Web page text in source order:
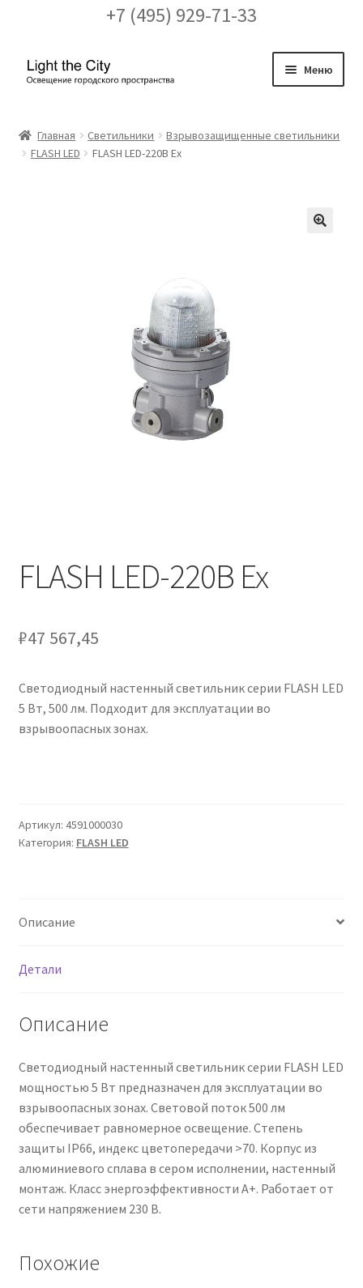
+7 (495) 929-71-33
Перейти
Перейти
Меню
FAQ про кронштейны
Заказ проекта освещения
кронштейнов «Opora Engineering»
Оформление заказа
Политика конфиденциальности
Сертификаты
Главная Светильники
Взрывозащищенные светильники
FLASH LED
FLASH LED-220B Ex
FLASH LED-220B Ex
₽47 567,45
Светодиодный настенный светильник серии FLASH LED
5 Вт, 500 лм. Подходит для эксплуатации во
взрывоопасных зонах.
Артикул: 4591000030
Категория: FLASH LED
Описание
Детали
Описание
Светодиодный настенный светильник серии FLASH LED
мощностью 5 Вт предназначен для эксплуатации во
взрывоопасных зонах. Световой поток 500 лм
обеспечивает равномерное освещение. Степень
защиты IP66, индекс цветопередачи >70. Корпус из
алюминиевого сплава в сером исполнении, настенный
монтаж. Класс энергоэффективности A+. Работает от
сети напряжением 230 В.
Похожие